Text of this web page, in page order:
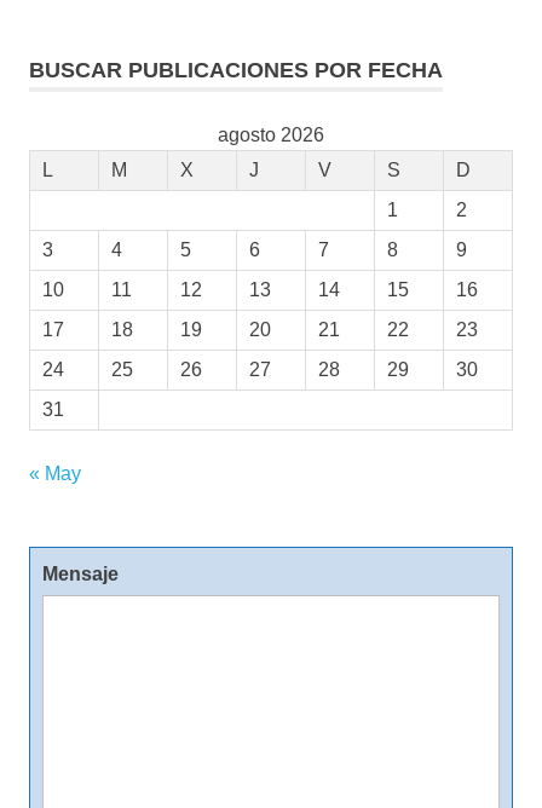
BUSCAR PUBLICACIONES POR FECHA
agosto 2026
L
M X J V S
D
1
2
3
4 5 6 7 8
9
10
11 12 13 14 15
16
17
18 19 20 21 22
23
24
25 26 27 28 29
30
31
« May
Mensaje